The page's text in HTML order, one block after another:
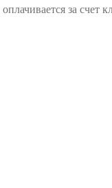
за счет